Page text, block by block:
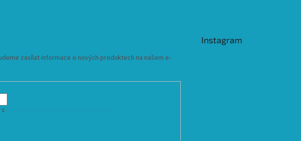
zasílat informace o nových produktech na našem e-
Instagram